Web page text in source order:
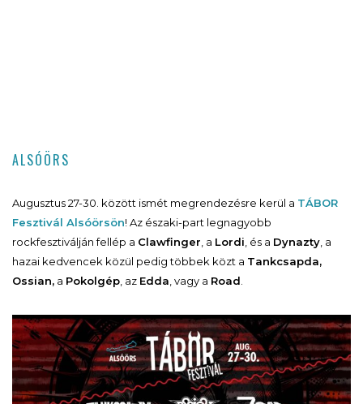
ALSÓÖRS
Augusztus 27-30. között ismét megrendezésre kerül a TÁBOR
Fesztivál Alsóörsön! Az északi-part legnagyobb
rockfesztiválján fellép a Clawfinger, a Lordi, és a Dynazty, a
hazai kedvencek közül pedig többek közt a Tankcsapda,
Ossian, a Pokolgép, az Edda, vagy a Road.